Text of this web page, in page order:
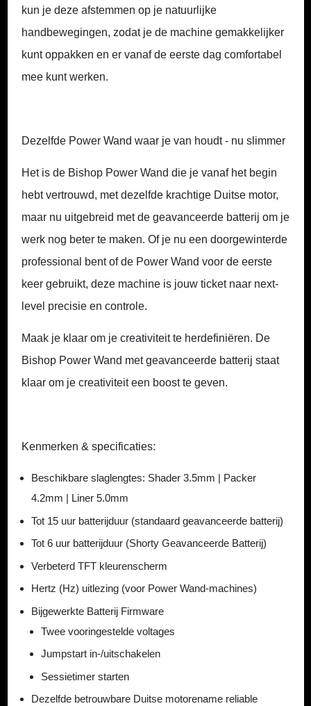
kun je deze afstemmen op je natuurlijke
handbewegingen, zodat je de machine gemakkelijker
kunt oppakken en er vanaf de eerste dag comfortabel
mee kunt werken.
Dezelfde Power Wand waar je van houdt - nu slimmer
Het is de Bishop Power Wand die je vanaf het begin
hebt vertrouwd, met dezelfde krachtige Duitse motor,
maar nu uitgebreid met de geavanceerde batterij om je
werk nog beter te maken. Of je nu een doorgewinterde
professional bent of de Power Wand voor de eerste
keer gebruikt, deze machine is jouw ticket naar next-
level precisie en controle.
Maak je klaar om je creativiteit te herdefiniëren. De
Bishop Power Wand met geavanceerde batterij staat
klaar om je creativiteit een boost te geven.
Kenmerken & specificaties:
Beschikbare slaglengtes: Shader 3.5mm | Packer
4.2mm | Liner 5.0mm
Tot 15 uur batterijduur (standaard geavanceerde batterij)
Tot 6 uur batterijduur (Shorty Geavanceerde Batterij)
Verbeterd TFT kleurenscherm
Hertz (Hz) uitlezing (voor Power Wand-machines)
Bijgewerkte Batterij Firmware
Twee vooringestelde voltages
Jumpstart in-/uitschakelen
Sessietimer starten
Dezelfde betrouwbare Duitse motorename reliable